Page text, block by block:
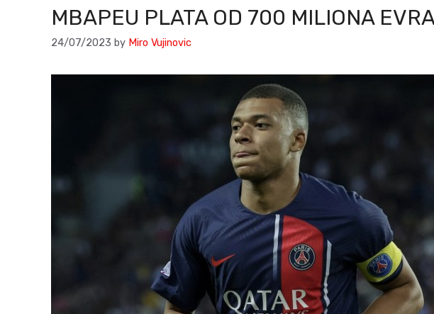
MBAPEU PLATA OD 700 MILIONA
24/07/2023 by Miro Vujinovic